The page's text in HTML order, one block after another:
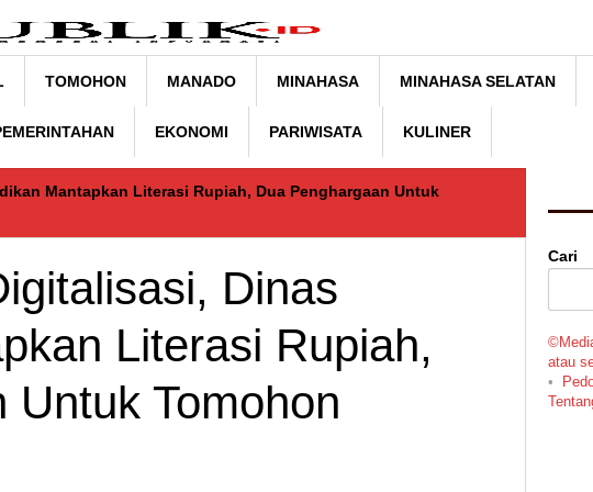
TOMOHON MANADO MINAHASA MINAHASA SELATAN
EKONOMI PARIWISATA KULINER
Mantapkan Literasi Rupiah, Dua Penghargaan Untuk
Dinas
Literasi Rupiah,
Untuk Tomohon
Cari
atau